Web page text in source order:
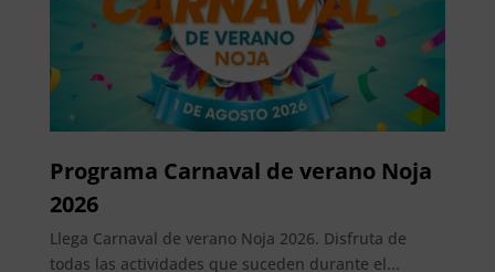
Programa Carnaval de verano Noja
2026
Llega Carnaval de verano Noja 2026. Disfruta de
todas las actividades que suceden durante el...